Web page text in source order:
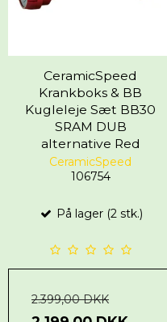
CeramicSpeed
Krankboks & BB
Kugleleje Sæt BB30
SRAM DUB
alternative Red
CeramicSpeed
106754
På lager (2 stk.)
2.399,00 DKK